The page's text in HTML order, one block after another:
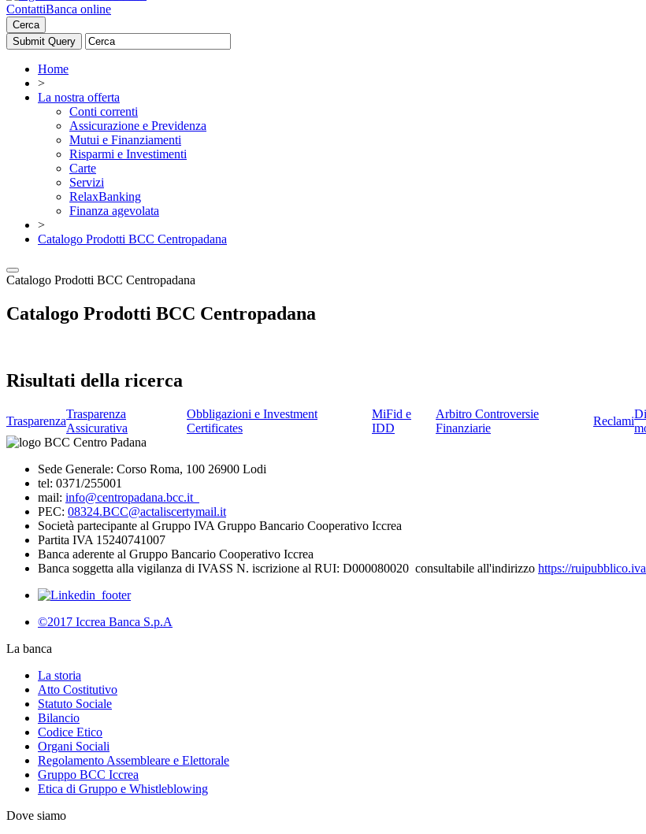
ContattiBanca online
Cerca
Home
>
La nostra offerta
Conti correnti
Assicurazione e Previdenza
Mutui e Finanziamenti
Risparmi e Investimenti
Carte
Servizi
RelaxBanking
Finanza agevolata
>
Catalogo Prodotti BCC Centropadana
Catalogo Prodotti BCC Centropadana
Catalogo Prodotti BCC Centropadana
Risultati della ricerca
Trasparenza
Trasparenza
Assicurativa
Obbligazioni e Investment
Certificates
MiFid e
IDD
Arbitro Controversie
Finanziarie
Reclami
Sede Generale: Corso Roma, 100 26900 Lodi
tel: 0371/255001
mail: info@centropadana.bcc.it
PEC: 08324.BCC@actaliscertymail.it
Società partecipante al Gruppo IVA Gruppo Bancario Cooperativo Iccrea
Partita IVA 15240741007
Banca aderente al Gruppo Bancario Cooperativo Iccrea
Banca soggetta alla vigilanza di IVASS N. iscrizione al RUI: D000080020 consultabile all'indirizzo https://
©2017 Iccrea Banca S.p.A
La banca
La storia
Atto Costitutivo
Statuto Sociale
Bilancio
Codice Etico
Organi Sociali
Regolamento Assembleare e Elettorale
Gruppo BCC Iccrea
Etica di Gruppo e Whistleblowing
Dove siamo